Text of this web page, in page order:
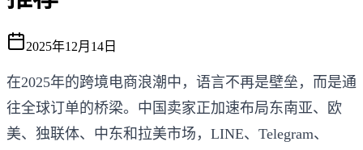
2025年12月14日
在2025年的跨境电商浪潮中，语言不再是壁垒，而是通
往全球订单的桥梁。中国卖家正加速布局东南亚、欧
美、独联体、中东和拉美市场，LINE、Telegram、